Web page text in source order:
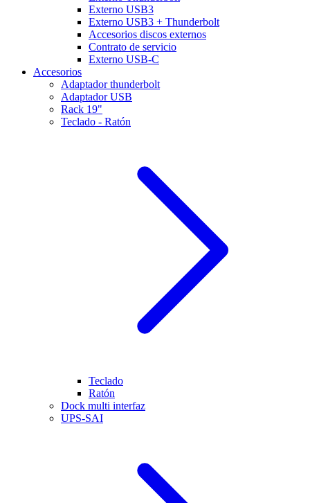
Externo USB3
Externo USB3 + Thunderbolt
Accesorios discos externos
Contrato de servicio
Externo USB-C
Accesorios
Adaptador thunderbolt
Adaptador USB
Rack 19"
Teclado - Ratón
Teclado
Ratón
Dock multi interfaz
UPS-SAI